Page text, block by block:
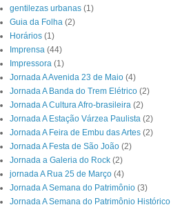
gentilezas urbanas (1)
Guia da Folha (2)
Horários (1)
Imprensa (44)
Impressora (1)
Jornada A Avenida 23 de Maio (4)
Jornada A Banda do Trem Elétrico (2)
Jornada A Cultura Afro-brasileira (2)
Jornada A Estação Várzea Paulista (2)
Jornada A Feira de Embu das Artes (2)
Jornada A Festa de São João (2)
Jornada a Galeria do Rock (2)
jornada A Rua 25 de Março (4)
Jornada A Semana do Patrimônio (3)
Jornada A Semana do Patrimônio Histórico